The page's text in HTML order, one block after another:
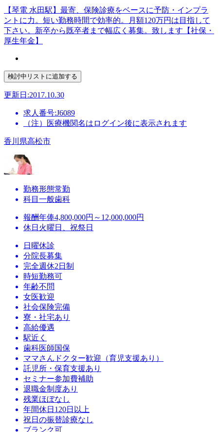
【琴電 水田駅】最寄、保険診療をベースに予防・インプラ
ントに力。短い勤務時間で効率的。月額120万円は目指して
下さい。新卒から既卒者まで幅広く募集。致します【社保・
厚生年金】
更新日:2017.10.30
求人番号:J6089
（注）医療機関名はログイン後に表示されます
香川県高松市
勤務形態常勤
科目 一般歯科
報酬年俸4,800,000円～12,000,000円
休日 火曜日、祝祭日
日曜休診
分院長募集
完全週休2日制
時短勤務可
年齢不問
女医歓迎
社会保険完備
寮・社宅あり
高給優遇
駅近く
歯科医師国保
ママさんドクター歓迎（育児支援あり）
託児所・保育支援あり
セミナー参加費補助
退職金制度あり
残業ほぼなし
年間休日120日以上
祝日の振替診療なし
ブランク可